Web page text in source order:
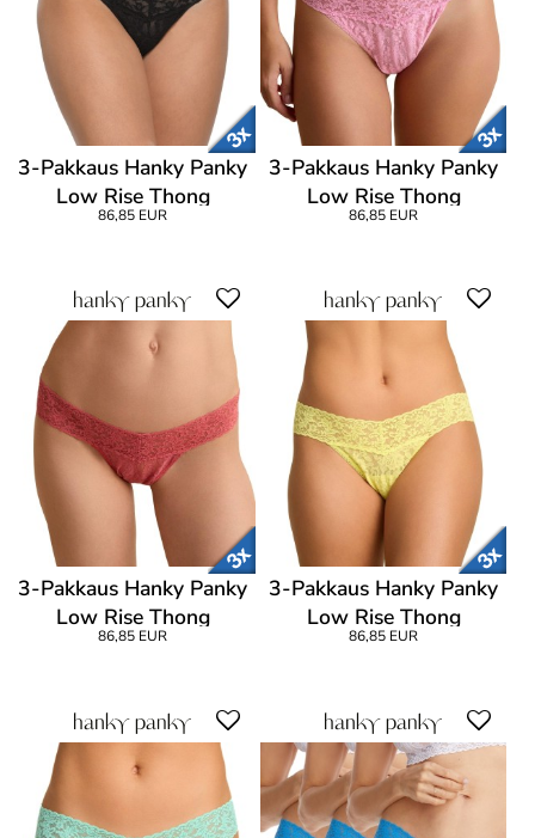
3-Pakkaus Hanky Panky
Low Rise Thong
86,85 EUR
3-Pakkaus Hanky Panky
Low Rise Thong
86,85 EUR
3-Pakkaus Hanky Panky
Low Rise Thong
86,85 EUR
3-Pakkaus Hanky Panky
Low Rise Thong
86,85 EUR